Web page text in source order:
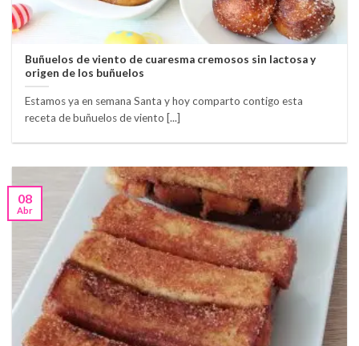
Buñuelos de viento de cuaresma cremosos sin lactosa y
origen de los buñuelos
Estamos ya en semana Santa y hoy comparto contigo esta
receta de buñuelos de viento [...]
08
Abr